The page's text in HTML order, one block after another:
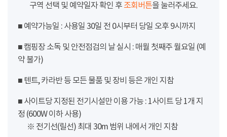
구역 선택 및 예약일자 확인 후 조회버튼을 눌러주세요.
■ 예약가능일 : 사용일 30일 전 0시부터 당일 오후 9시까지
■ 캠핑장 소독 및 안전점검의 날 실시 : 매월 첫째주 월요일 (예
약 불가)
■ 텐트, 카라반 등 모든 물품 및 장비 등은 개인 지참
■ 사이트당 지정된 전기시설만 이용 가능 : 1사이트 당 1개 지
정 (600W 이하 사용)
※ 전기선(릴선) 최대 30m 범위 내에서 개인 지참